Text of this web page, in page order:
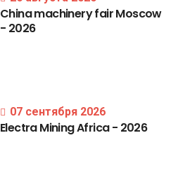
ChinamachineryfairMoscow
- 2026
07 сентября 2026
ElectraMiningAfrica- 2026